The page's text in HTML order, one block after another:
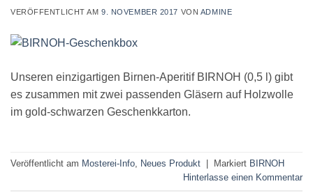
VERÖFFENTLICHT AM9. NOVEMBER 2017 VON ADMINE
Unseren einzigartigen Birnen-Aperitif BIRNOH (0,5 l) gibt
es zusammen mit zwei passenden Gläsern auf Holzwolle
im gold-schwarzen Geschenkkarton.
Veröffentlicht am Mosterei-Info, Neues Produkt Markiert BIRNOH
Hinterlasse einen Kommentar